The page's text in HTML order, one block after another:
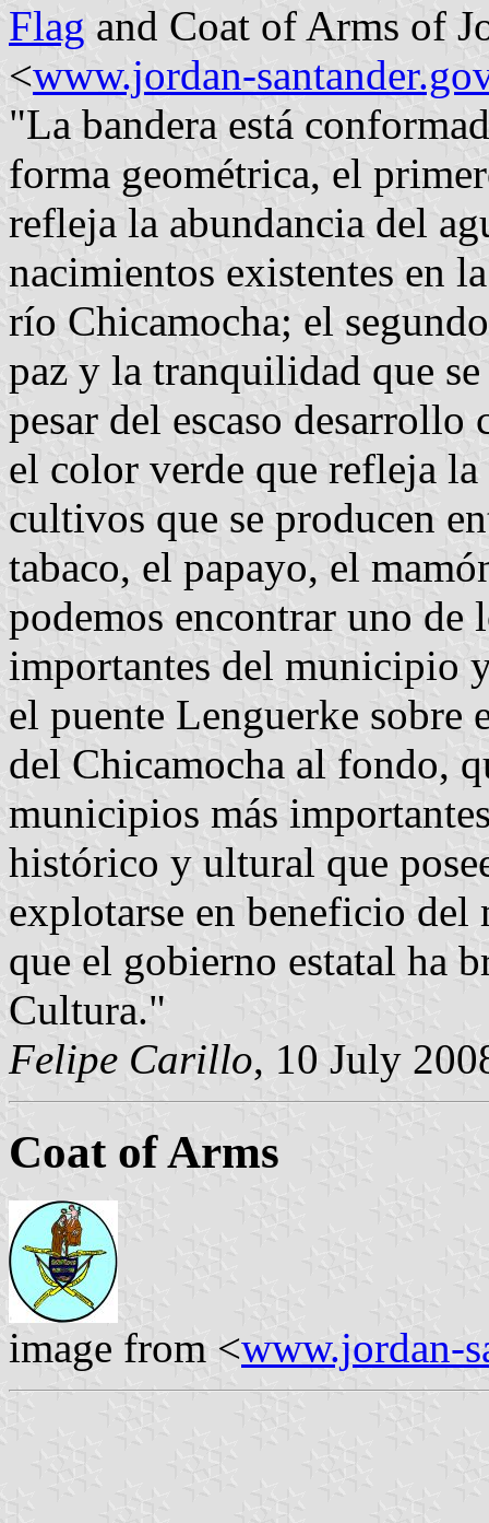
Flag and Coat of Arms of
<www.jordan-
"La bandera está
forma geométrica, el
refleja la abundancia del
nacimientos existentes en
río Chicamocha; el
paz y la tranquilidad que
pesar del escaso desarrollo
el color verde que refleja
cultivos que se producen
tabaco, el papayo, el
podemos encontrar uno de
importantes del municipio
el puente Lenguerke sobre
del Chicamocha al fondo,
municipios más
histórico y ultural que
explotarse en beneficio del
que el gobierno estatal ha
Cultura."
Felipe Carillo, 10 July
Coat of Arms
image from <www.jordan-